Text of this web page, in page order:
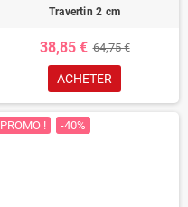
Travertin 2 cm
38,85 € 64,75 €
ACHETER
PROMO ! -40%